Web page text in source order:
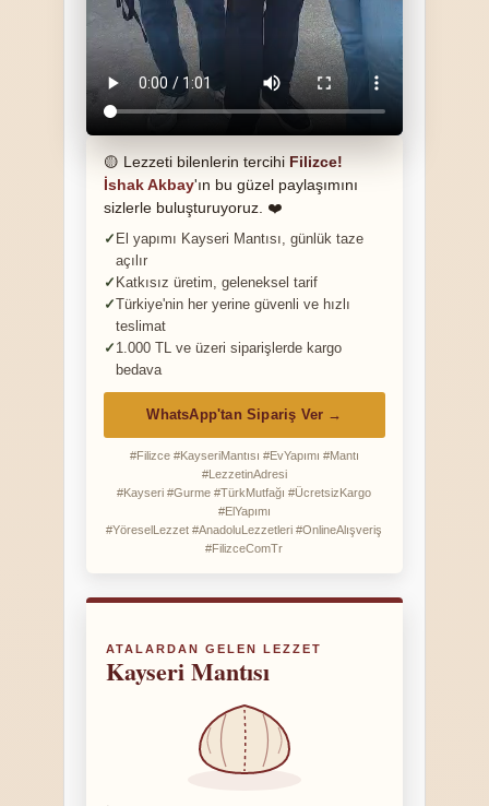
ATALARDAN GELEN LEZZET
Kayseri Mantısı
🟡 Lezzeti bilenlerin tercihi Filizce!
İshak Akbay'ın bu güzel paylaşımını
sizlerle buluşturuyoruz. ❤️
El yapımı Kayseri Mantısı, günlük taze
açılır
Katkısız üretim, geleneksel tarif
Türkiye'nin her yerine güvenli ve hızlı
teslimat
1.000 TL ve üzeri siparişlerde kargo
bedava
WhatsApp'tan Sipariş Ver →
#Filizce #KayseriMantısı #EvYapımı #Mantı
#LezzetinAdresi
#Kayseri #Gurme #TürkMutfağı #ÜcretsizKargo
#ElYapımı
#YöreselLezzet #AnadoluLezzetleri #OnlineAlışveriş
#FilizceComTr